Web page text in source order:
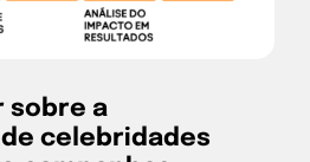
sobre a
celebridades